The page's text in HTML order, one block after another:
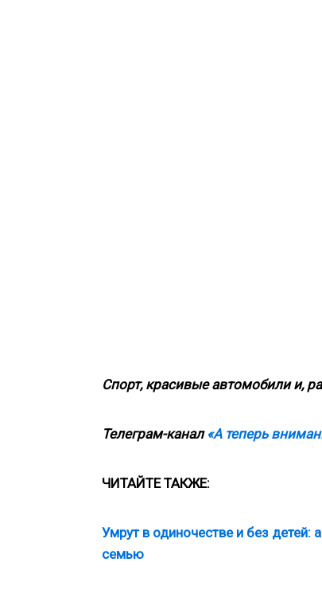
Спорт, красивые автомобили и,
Телеграм-канал «А теперь
ЧИТАЙТЕ ТАКЖЕ:
Умрут в одиночестве и без детей:
семью